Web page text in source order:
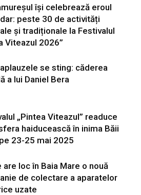
își celebrează eroul
peste 30 de activități
și tradiționale la Festivalul
Viteazul 2026”
se sting: căderea
a lui Daniel Bera
„Pintea Viteazul” readuce
haiducească în inima Băii
23-25 mai 2025
are loc în Baia Mare o nouă
de colectare a aparatelor
uzate